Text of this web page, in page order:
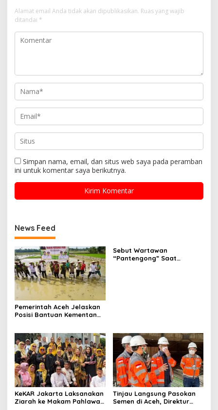
Alamat email Anda tidak akan dipublikasikan. Ruas yang wajib
ditandai *
Simpan nama, email, dan situs web saya pada peramban
ini untuk komentar saya berikutnya.
News Feed
Pemerintah Aceh Jelaskan
Posisi Bantuan Kementan
Sebut Wartawan
“Pantengong” Saat
KeKAR Jakarta Laksanakan
Ziarah ke Makam Pahlawan
Tinjau Langsung Pasokan
Semen di Aceh, Direktur